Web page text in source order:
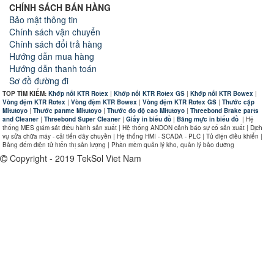
CHÍNH SÁCH BÁN HÀNG
Bảo mật thông tin
Chính sách vận chuyển
Chính sách đổi trả hàng
Hướng dẫn mua hàng
Hướng dẫn thanh toán
Sơ đồ đường đi
TOP TÌM KIẾM:Khớp nối KTR Rotex |Khớp nối KTR Rotex GS |Khớp nối KTR Bowex |
Vòng đệm KTR Rotex | Vòng đệm KTR Bowex |Vòng đệm KTR Rotex GS |Thước cặp
Mitutoyo |Thước panme Mitutoyo |Thước đo độ cao Mitutoyo |Threebond Brake parts
and Cleaner |Threebond Super Cleaner |Giấy in biểu đồ |Băng mực in biểu đồ | Hệ
thống MES giám sát điều hành sản xuất | Hệ thống ANDON cảnh báo sự cố sản xuất | Dịch
vụ sửa chữa máy - cải tiến dây chuyền | Hệ thống HMI - SCADA - PLC | Tủ điện điều khiển |
Bảng đếm điện tử hiển thị sản lượng | Phần mềm quản lý kho, quản lý bảo dưỡng
Copyright - 2019 TekSol Viet Nam